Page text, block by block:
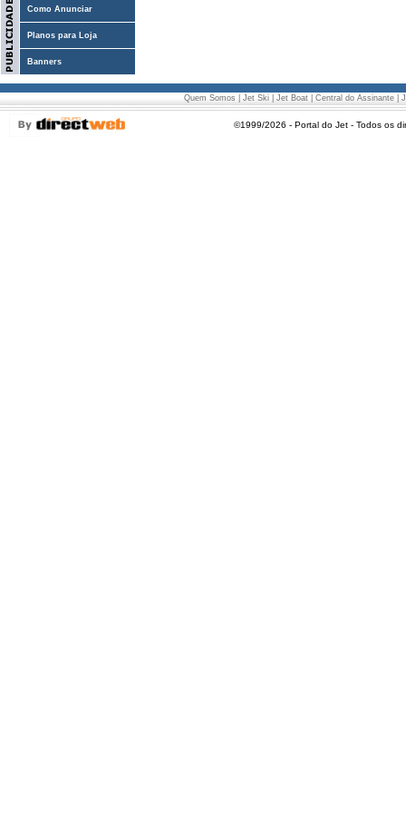
Como Anunciar
Planos para Loja
Banners
Quem Somos Jet Ski Jet Boat Central do Assinante
©1999/2026 - Portal do Jet - Todos os